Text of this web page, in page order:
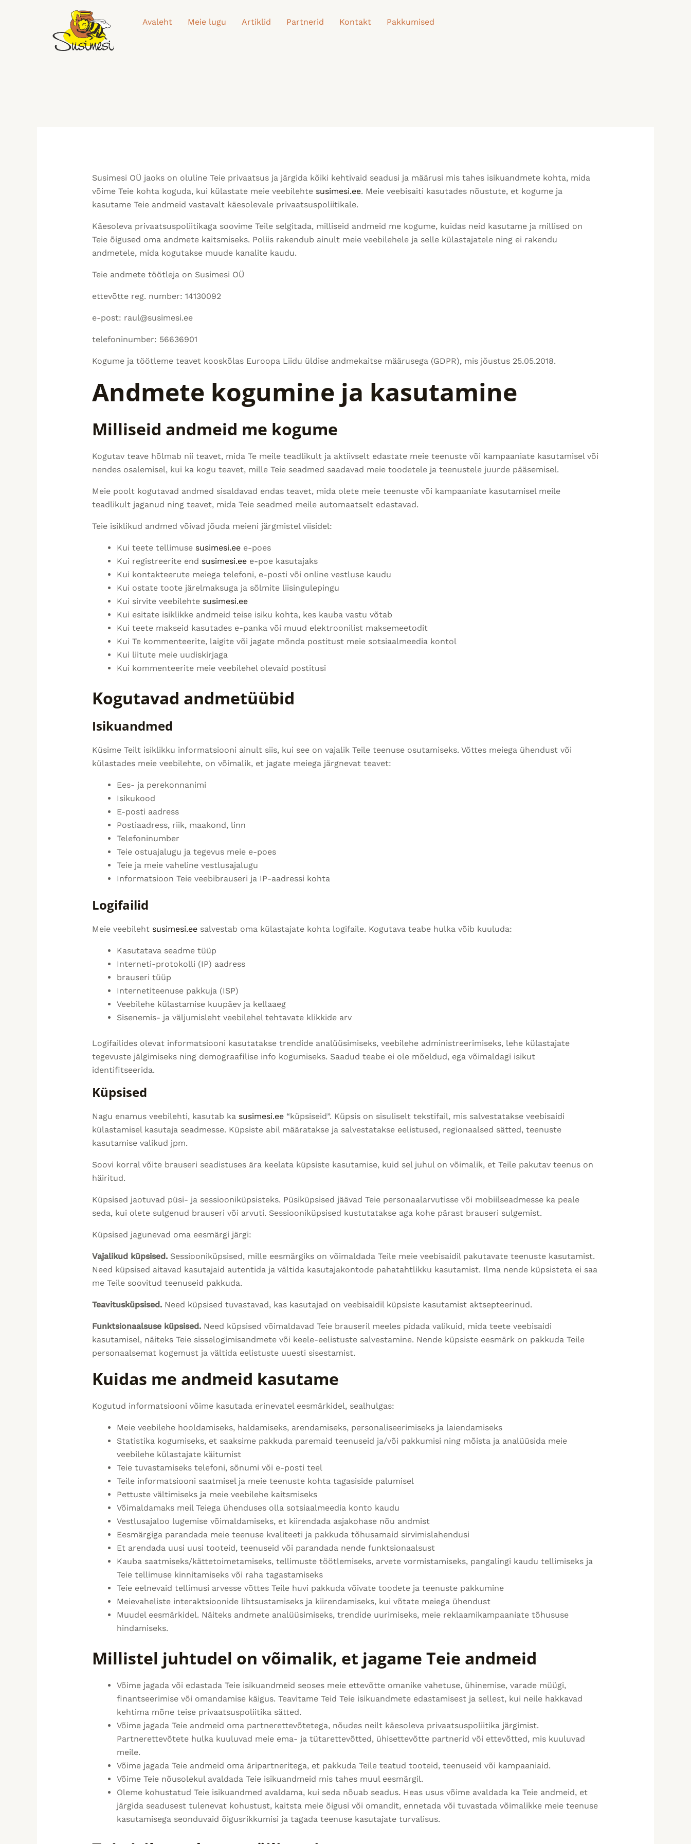
Avaleht Meie lugu Artiklid Partnerid Kontakt Pakkumised
Susimesi OÜ jaoks on oluline Teie privaatsus ja järgida kõiki kehtivaid seadusi ja määrusi mis tahes isikuandmete kohta, mida
võime Teie kohta koguda, kui külastate meie veebilehte susimesi.ee. Meie veebisaiti kasutades nõustute, et kogume ja
kasutame Teie andmeid vastavalt käesolevale privaatsuspoliitikale.
Käesoleva privaatsuspoliitikaga soovime Teile selgitada, milliseid andmeid me kogume, kuidas neid kasutame ja millised on
Teie õigused oma andmete kaitsmiseks. Poliis rakendub ainult meie veebilehele ja selle külastajatele ning ei rakendu
andmetele, mida kogutakse muude kanalite kaudu.
Teie andmete töötleja on Susimesi OÜ
ettevõtte reg. number: 14130092
e-post: raul@susimesi.ee
telefoninumber: 56636901
Kogume ja töötleme teavet kooskõlas Euroopa Liidu üldise andmekaitse määrusega (GDPR), mis jõustus 25.05.2018.
Andmete kogumine ja kasutamine
Milliseid andmeid me kogume
Kogutav teave hõlmab nii teavet, mida Te meile teadlikult ja aktiivselt edastate meie teenuste või kampaaniate kasutamisel või
nendes osalemisel, kui ka kogu teavet, mille Teie seadmed saadavad meie toodetele ja teenustele juurde pääsemisel.
Meie poolt kogutavad andmed sisaldavad endas teavet, mida olete meie teenuste või kampaaniate kasutamisel meile
teadlikult jaganud ning teavet, mida Teie seadmed meile automaatselt edastavad.
Teie isiklikud andmed võivad jõuda meieni järgmistel viisidel:
Kui teete tellimuse susimesi.eee-poes
Kui registreerite end susimesi.eee-poe kasutajaks
Kui kontakteerute meiega telefoni, e-posti või online vestluse kaudu
Kui ostate toote järelmaksuga ja sõlmite liisingulepingu
Kui sirvite veebilehte susimesi.ee
Kui esitate isiklikke andmeid teise isiku kohta, kes kauba vastu võtab
Kui teete makseid kasutades e-panka või muud elektroonilist maksemeetodit
Kui Te kommenteerite, laigite või jagate mõnda postitust meie sotsiaalmeedia kontol
Kui liitute meie uudiskirjaga
Kui kommenteerite meie veebilehel olevaid postitusi
Kogutavad andmetüübid
Isikuandmed
Küsime Teilt isiklikku informatsiooni ainult siis, kui see on vajalik Teile teenuse osutamiseks. Võttes meiega ühendust või
külastades meie veebilehte, on võimalik, et jagate meiega järgnevat teavet:
Ees- ja perekonnanimi
Isikukood
E-posti aadress
Postiaadress, riik, maakond, linn
Telefoninumber
Teie ostuajalugu ja tegevus meie e-poes
Teie ja meie vaheline vestlusajalugu
Informatsioon Teie veebibrauseri ja IP-aadressi kohta
Logifailid
Meie veebileht susimesi.eesalvestab oma külastajate kohta logifaile. Kogutava teabe hulka võib kuuluda:
Kasutatava seadme tüüp
Interneti-protokolli (IP) aadress
brauseri tüüp
Internetiteenuse pakkuja (ISP)
Veebilehe külastamise kuupäev ja kellaaeg
Sisenemis- ja väljumisleht veebilehel tehtavate klikkide arv
Logifailides olevat informatsiooni kasutatakse trendide analüüsimiseks, veebilehe administreerimiseks, lehe külastajate
tegevuste jälgimiseks ning demograafilise info kogumiseks. Saadud teabe ei ole mõeldud, ega võimaldagi isikut
identifitseerida.
Küpsised
Nagu enamus veebilehti, kasutab ka susimesi.ee“küpsiseid”. Küpsis on sisuliselt tekstifail, mis salvestatakse veebisaidi
külastamisel kasutaja seadmesse. Küpsiste abil määratakse ja salvestatakse eelistused, regionaalsed sätted, teenuste
kasutamise valikud jpm.
Soovi korral võite brauseri seadistuses ära keelata küpsiste kasutamise, kuid sel juhul on võimalik, et Teile pakutav teenus on
häiritud.
Küpsised jaotuvad püsi- ja sessiooniküpsisteks. Püsiküpsised jäävad Teie personaalarvutisse või mobiilseadmesse ka peale
seda, kui olete sulgenud brauseri või arvuti. Sessiooniküpsised kustutatakse aga kohe pärast brauseri sulgemist.
Küpsised jagunevad oma eesmärgi järgi:
Vajalikud küpsised.Sessiooniküpsised, mille eesmärgiks on võimaldada Teile meie veebisaidil pakutavate teenuste kasutamist.
Need küpsised aitavad kasutajaid autentida ja vältida kasutajakontode pahatahtlikku kasutamist. Ilma nende küpsisteta ei saa
me Teile soovitud teenuseid pakkuda.
Teavitusküpsised.Need küpsised tuvastavad, kas kasutajad on veebisaidil küpsiste kasutamist aktsepteerinud.
Funktsionaalsuse küpsised.Need küpsised võimaldavad Teie brauseril meeles pidada valikuid, mida teete veebisaidi
kasutamisel, näiteks Teie sisselogimisandmete või keele-eelistuste salvestamine. Nende küpsiste eesmärk on pakkuda Teile
personaalsemat kogemust ja vältida eelistuste uuesti sisestamist.
Kuidas me andmeid kasutame
Kogutud informatsiooni võime kasutada erinevatel eesmärkidel, sealhulgas:
Meie veebilehe hooldamiseks, haldamiseks, arendamiseks, personaliseerimiseks ja laiendamiseks
Statistika kogumiseks, et saaksime pakkuda paremaid teenuseid ja/või pakkumisi ning mõista ja analüüsida meie
veebilehe külastajate käitumist
Teie tuvastamiseks telefoni, sõnumi või e-posti teel
Teile informatsiooni saatmisel ja meie teenuste kohta tagasiside palumisel
Pettuste vältimiseks ja meie veebilehe kaitsmiseks
Võimaldamaks meil Teiega ühenduses olla sotsiaalmeedia konto kaudu
Vestlusajaloo lugemise võimaldamiseks, et kiirendada asjakohase nõu andmist
Eesmärgiga parandada meie teenuse kvaliteeti ja pakkuda tõhusamaid sirvimislahendusi
Et arendada uusi uusi tooteid, teenuseid või parandada nende funktsionaalsust
Kauba saatmiseks/kättetoimetamiseks, tellimuste töötlemiseks, arvete vormistamiseks, pangalingi kaudu tellimiseks ja
Teie tellimuse kinnitamiseks või raha tagastamiseks
Teie eelnevaid tellimusi arvesse võttes Teile huvi pakkuda võivate toodete ja teenuste pakkumine
Meievaheliste interaktsioonide lihtsustamiseks ja kiirendamiseks, kui võtate meiega ühendust
Muudel eesmärkidel. Näiteks andmete analüüsimiseks, trendide uurimiseks, meie reklaamikampaaniate tõhususe
hindamiseks.
Millistel juhtudel on võimalik, et jagame Teie andmeid
Võime jagada või edastada Teie isikuandmeid seoses meie ettevõtte omanike vahetuse, ühinemise, varade müügi,
finantseerimise või omandamise käigus. Teavitame Teid Teie isikuandmete edastamisest ja sellest, kui neile hakkavad
kehtima mõne teise privaatsuspoliitika sätted.
Võime jagada Teie andmeid oma partnerettevõtetega, nõudes neilt käesoleva privaatsuspoliitika järgimist.
Partnerettevõtete hulka kuuluvad meie ema- ja tütarettevõtted, ühisettevõtte partnerid või ettevõtted, mis kuuluvad
meile.
Võime jagada Teie andmeid oma äripartneritega, et pakkuda Teile teatud tooteid, teenuseid või kampaaniaid.
Võime Teie nõusolekul avaldada Teie isikuandmeid mis tahes muul eesmärgil.
Oleme kohustatud Teie isikuandmed avaldama, kui seda nõuab seadus. Heas usus võime avaldada ka Teie andmeid, et
järgida seadusest tulenevat kohustust, kaitsta meie õigusi või omandit, ennetada või tuvastada võimalikke meie teenuse
kasutamisega seonduvaid õigusrikkumisi ja tagada teenuse kasutajate turvalisus.